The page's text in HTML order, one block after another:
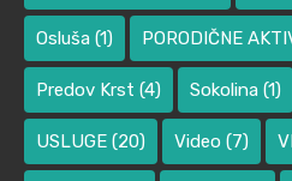
Osluša (1) PORODIČNE
Predov Krst (4) Sokolina (1)
USLUGE (20) Video (7)